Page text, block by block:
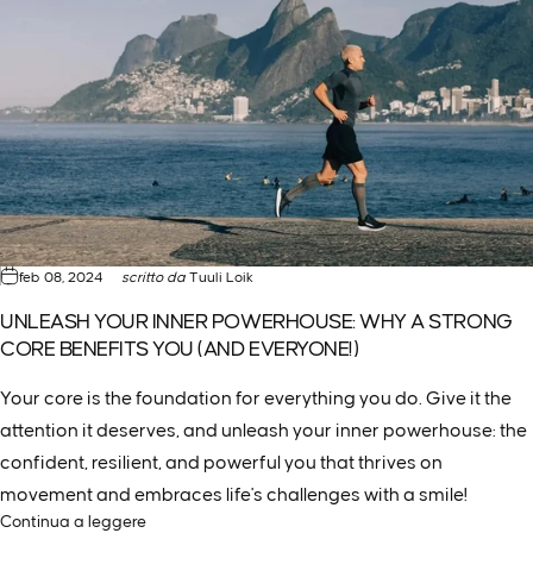
feb 08, 2024 scritto da Tuuli Loik
UNLEASH YOUR INNER POWERHOUSE: WHY A STRONG
CORE BENEFITS YOU (AND EVERYONE!)
Your core is the foundation for everything you do. Give it the
attention it deserves, and unleash your inner powerhouse: the
confident, resilient, and powerful you that thrives on
movement and embraces life's challenges with a smile!
Continua a leggere